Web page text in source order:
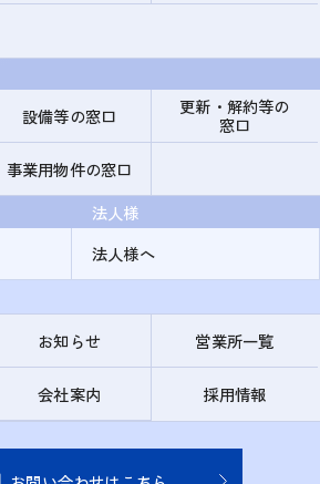
設備等の窓口
更新・解約等の
窓口
事業用物件の窓口
法人様
法人様へ
お知らせ 営業所一覧
会社案内 採用情報